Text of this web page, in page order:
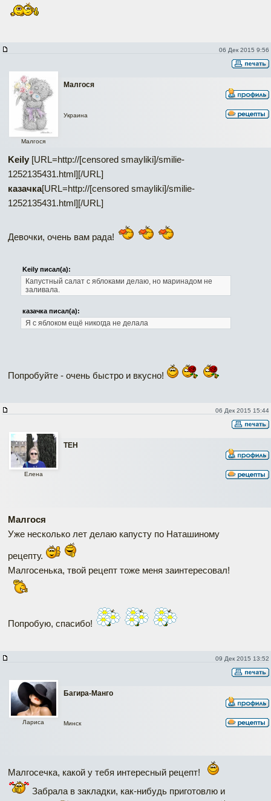
06 Дек 2015 9:56
Малгося
Малгося
Украина
Keily [URL=http://[censored smayliki]/smilie-
1252135431.html][/URL]
казачка[URL=http://[censored smayliki]/smilie-
1252135431.html][/URL]
Девочки, очень вам рада!
Keily писал(а):
Капустный салат с яблоками делаю, но маринадом не
заливала.
казачка писал(а):
Я с яблоком ещё никогда не делала
Попробуйте - очень быстро и вкусно!
06 Дек 2015 15:44
ТЕН
Елена
Малгося
Уже несколько лет делаю капусту по Наташиному
рецепту.
Малгосенька, твой рецепт тоже меня заинтересовал!
Попробую, спасибо!
09 Дек 2015 13:52
Багира-Манго
Лариса Минск
Малгосечка, какой у тебя интересный рецепт!
Забрала в закладки, как-нибудь приготовлю и